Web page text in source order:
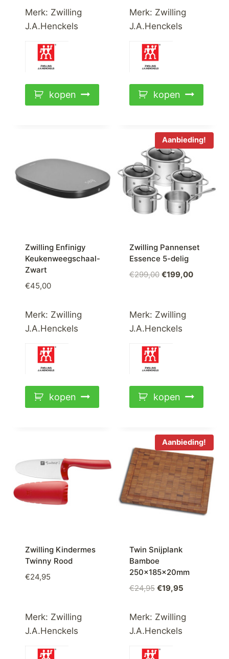
was:
€399,00.
Merk: Zwilling
J.A.Henckels
kopen
Merk: Zwilling
J.A.Henckels
kopen
Zwilling Enfinigy
Keukenweegschaal-
Zwart
€45,00
Merk: Zwilling
J.A.Henckels
kopen
Aanbieding!
Zwilling Pannenset
Essence 5-delig
€299,00 Oorspronkelijke
€299,00.
€199,00Huidige
Merk: Zwilling
J.A.Henckels
kopen
Zwilling Kindermes
Twinny Rood
€24,95
Merk: Zwilling
J.A.Henckels
Aanbieding!
Twin Snijplank
Bamboe
250x185x20mm
€24,95 Oorspronkelijke
was:
€24,95.
€19,95Huidige
€19,95.
Merk: Zwilling
J.A.Henckels